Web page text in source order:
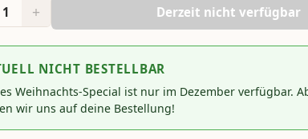
1 + Derzeit nicht verfügbar
NICHT BESTELLBAR
Weihnachts-Special ist nur im Dezember verfügbar.
wir uns auf deine Bestellung!